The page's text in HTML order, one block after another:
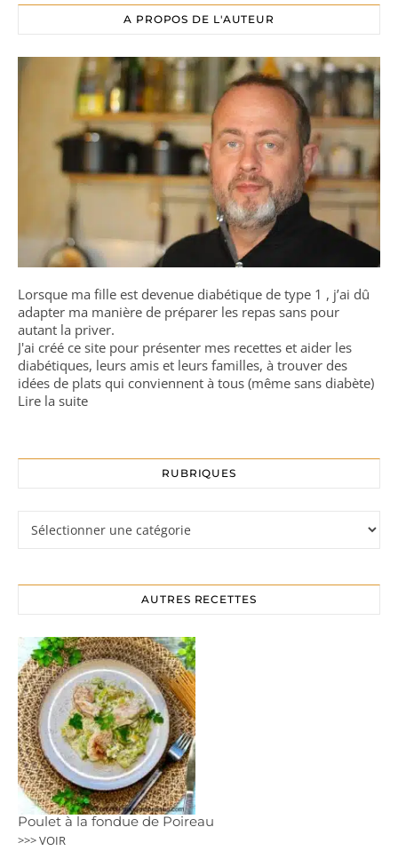
A PROPOS DE L'AUTEUR
Lorsque ma fille est devenue diabétique de type 1 , j’ai dû
adapter ma manière de préparer les repas sans pour
autant la priver.
J'ai créé ce site pour présenter mes recettes et aider les
diabétiques, leurs amis et leurs familles, à trouver des
idées de plats qui conviennent à tous (même sans diabète)
Lire la suite
RUBRIQUES
AUTRES RECETTES
Poulet à la fondue de Poireau
>>> VOIR